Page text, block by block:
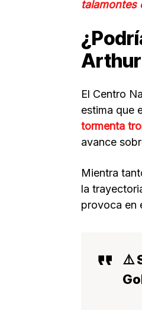
talamontes
El Centro
estima que
tormenta
avance
Mientra
la
provoca en
⚠️